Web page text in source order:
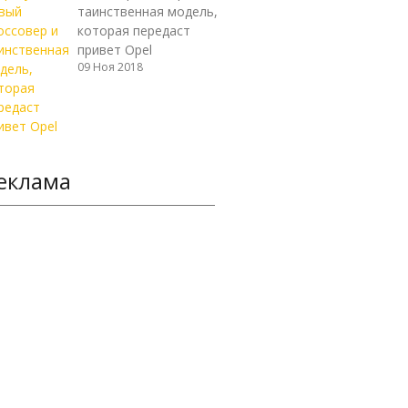
таинственная модель,
которая передаст
привет Opel
09 Ноя 2018